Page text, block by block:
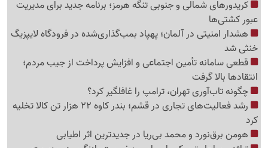
کریدورهای شمالی و جنوبی تنگه هرمز؛ برنامه جدید برای مدیریت
عبور کشتی‌ها
هشدار امنیتی در آلمان؛ پهپاد بمب‌گذاری‌شده در فرودگاه لایپزیگ
خنثی شد
قطعی سامانه تأمین اجتماعی و افزایش پرداخت از جیب مردم؛
انتقادها بالا گرفت
چگونه تاب‌آوری تهران، ترامپ را غافلگیر کرد؟
رشد فعالیت‌های تجاری در قشم؛ بندر کاوه 22 هزار تن کالا تخلیه
کرد
هومن برق‌نورد و محمد بی‌ریا در جدیدترین اثر اطیابی